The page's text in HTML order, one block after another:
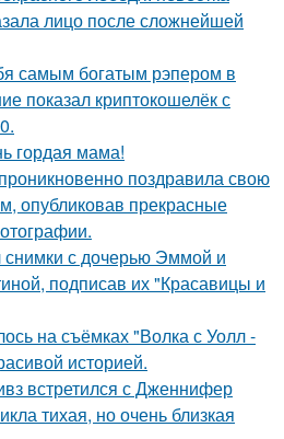
лицо после сложнейшей
самым богатым рэпером в
показал криптокошелёк с
гордая мама!
поздравила свою
опубликовав прекрасные
снимки с дочерью Эммой и
подписав их "Красавицы и
на съёмках "Волка с Уолл -
историей.
встретился с Дженнифер
тихая, но очень близкая